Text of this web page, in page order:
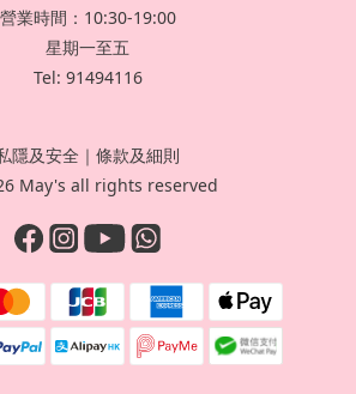
營業時間：10:30-19:00
星期一至五
Tel: 91494116
隱及安全 ｜ 條款及細則
May's all rights reserved